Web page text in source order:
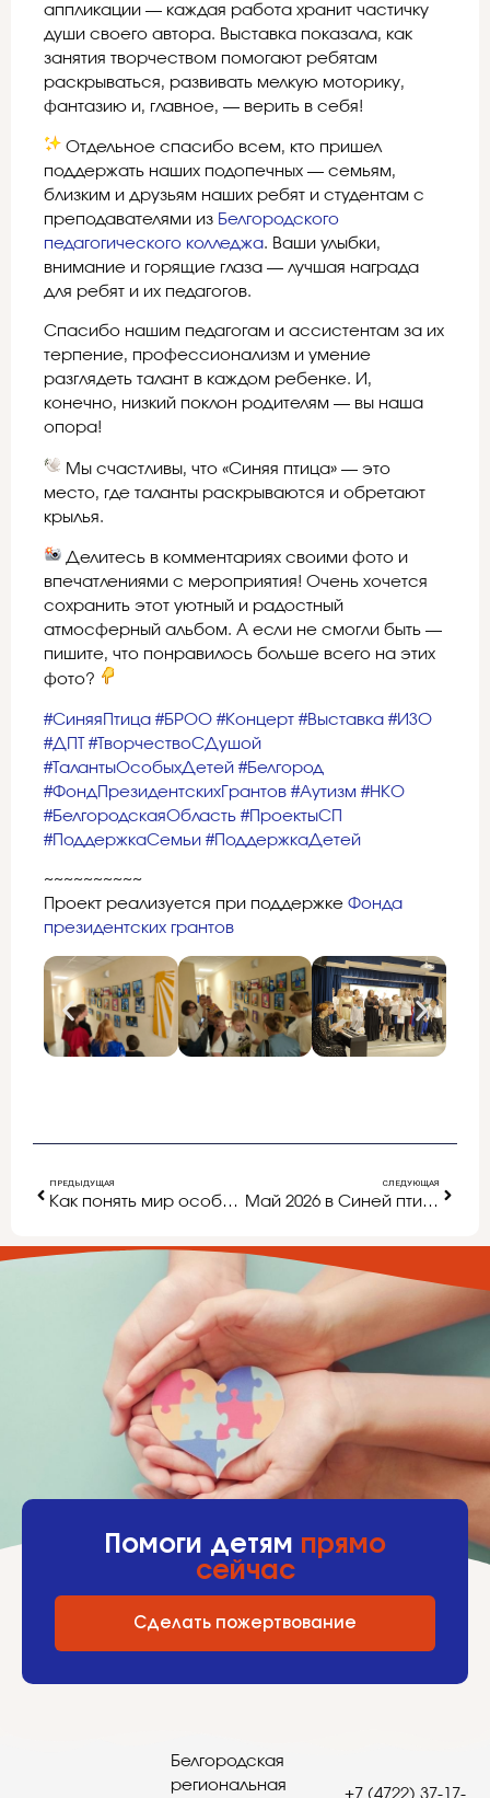
аппликации — каждая работа хранит частичку
души своего автора. Выставка показала, как
занятия творчеством помогают ребятам
раскрываться, развивать мелкую моторику,
фантазию и, главное, — верить в себя!
Отдельное спасибо всем, кто пришел
поддержать наших подопечных — семьям,
близким и друзьям наших ребят и студентам с
преподавателями из Белгородского
педагогического колледжа. Ваши улыбки,
внимание и горящие глаза — лучшая награда
для ребят и их педагогов.
Спасибо нашим педагогам и ассистентам за их
терпение, профессионализм и умение
разглядеть талант в каждом ребенке. И,
конечно, низкий поклон родителям — вы наша
опора!
Мы счастливы, что «Синяя птица» — это
место, где таланты раскрываются и обретают
крылья.
Делитесь в комментариях своими фото и
впечатлениями с мероприятия! Очень хочется
сохранить этот уютный и радостный
атмосферный альбом. А если не смогли быть —
пишите, что понравилось больше всего на этих
фото?
#СиняяПтица #БРОО #Концерт #Выставка #ИЗО
#ДПТ #ТворчествоСДушой
#ТалантыОсобыхДетей #Белгород
#ФондПрезидентскихГрантов #Аутизм #НКО
#БелгородскаяОбласть #ПроектыСП
#ПоддержкаСемьи #ПоддержкаДетей
~~~~~~~~~~
Проект реализуется при поддержке Фонда
президентских грантов
ПРЕДЫДУЩАЯ
Как понять мир особенного ребёнка?
СЛЕДУЮЩАЯ
Май 2026 в Синей птице
Помоги детям прямо
сейчас
Сделать пожертвование
Белгородская
региональная
+7 (4722) 37-17-